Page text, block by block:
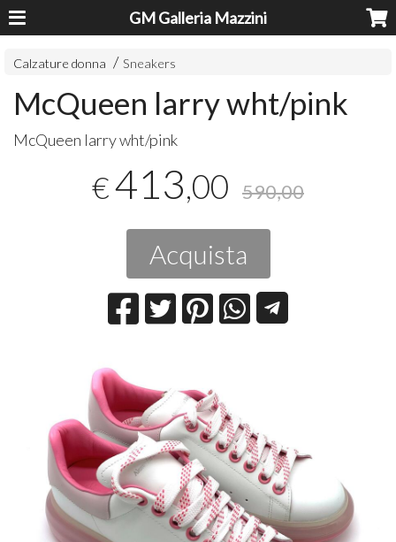
GM Galleria Mazzini
Calzature donna Sneakers
McQueen larry wht/pink
McQueen larry wht/pink
€413,00 590,00
Acquista